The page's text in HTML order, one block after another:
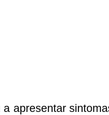
apresentar